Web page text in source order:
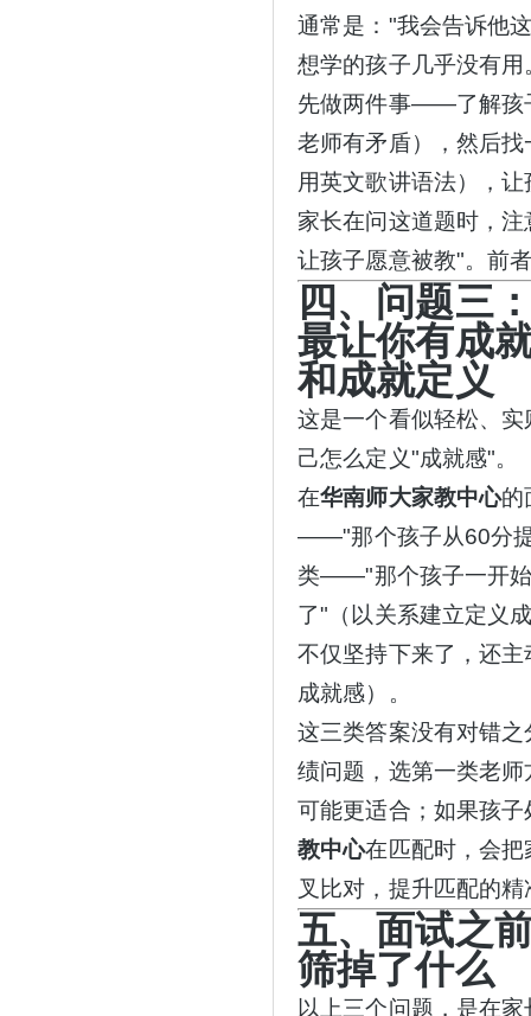
通常是："我会告诉他
想学的孩子几乎没有
先做两件事——了解孩
老师有矛盾），然后
用英文歌讲语法），
家长在问这道题时，
让孩子愿意被教"。前
四、问题三
最让你有成
和成就定义
这是一个看似轻松、
己怎么定义"成就感"。
在华南师大家教中心的
——"那个孩子从60分提
类——"那个孩子一开始
了"（以关系建立定义
不仅坚持下来了，还
成就感）。
这三类答案没有对错
绩问题，选第一类老
可能更适合；如果孩
教中心在匹配时，会
叉比对，提升匹配的精
五、面试之
筛掉了什么
以上三个问题，是在